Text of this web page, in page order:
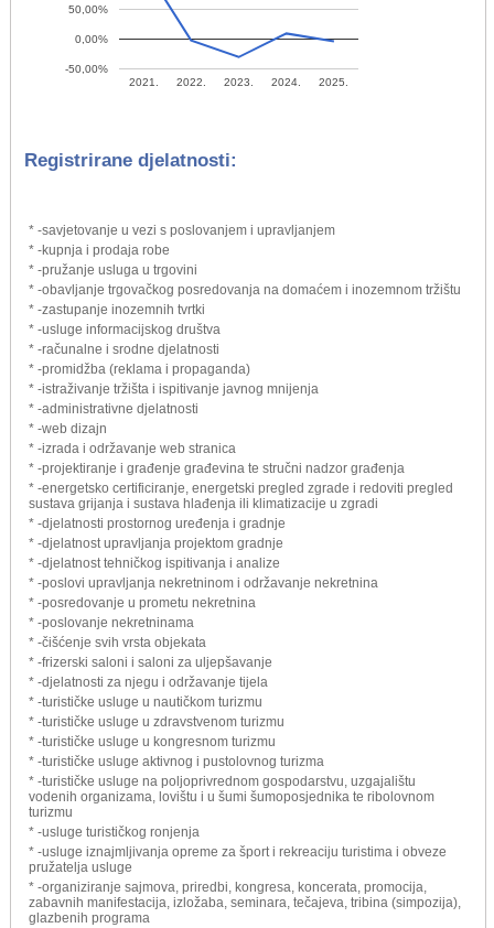
2021. 2022. 2023. 2024. 2025.
-50,00%
0,00%
50,00%
Registrirane djelatnosti:
* -savjetovanje u vezi s poslovanjem i upravljanjem
* -kupnja i prodaja robe
* -pružanje usluga u trgovini
* -obavljanje trgovačkog posredovanja na domaćem i inozemnom tržištu
* -zastupanje inozemnih tvrtki
* -usluge informacijskog društva
* -računalne i srodne djelatnosti
* -promidžba (reklama i propaganda)
* -istraživanje tržišta i ispitivanje javnog mnijenja
* -administrativne djelatnosti
* -web dizajn
* -izrada i održavanje web stranica
* -projektiranje i građenje građevina te stručni nadzor građenja
* -energetsko certificiranje, energetski pregled zgrade i redoviti pregled
sustava grijanja i sustava hlađenja ili klimatizacije u zgradi
* -djelatnosti prostornog uređenja i gradnje
* -djelatnost upravljanja projektom gradnje
* -djelatnost tehničkog ispitivanja i analize
* -poslovi upravljanja nekretninom i održavanje nekretnina
* -posredovanje u prometu nekretnina
* -poslovanje nekretninama
* -čišćenje svih vrsta objekata
* -frizerski saloni i saloni za uljepšavanje
* -djelatnosti za njegu i održavanje tijela
* -turističke usluge u nautičkom turizmu
* -turističke usluge u zdravstvenom turizmu
* -turističke usluge u kongresnom turizmu
* -turističke usluge aktivnog i pustolovnog turizma
* -turističke usluge na poljoprivrednom gospodarstvu, uzgajalištu
vodenih organizama, lovištu i u šumi šumoposjednika te ribolovnom
turizmu
* -usluge turističkog ronjenja
* -usluge iznajmljivanja opreme za šport i rekreaciju turistima i obveze
pružatelja usluge
* -organiziranje sajmova, priredbi, kongresa, koncerata, promocija,
zabavnih manifestacija, izložaba, seminara, tečajeva, tribina (simpozija),
glazbenih programa